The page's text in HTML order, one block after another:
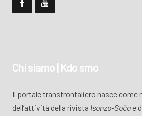
Chi siamo | Kdo smo
Il portale transfrontaliero nasce come
dell’attività della rivista Isonzo-Sočae